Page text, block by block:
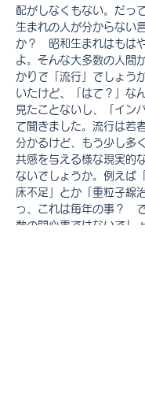
配がしなくもない。だっ
生まれの人が分からない
か？　昭和生まれはもは
よ。そんな大多数の人間
かりで「流行」でしょう
いたけど、「はて？」な
見たことないし、「イン
て聞きました。流行は若
分かるけど、もう少し多
共感を与える様な現実的
ないでしょうか。例えば
床不足」とか「重粒子線
っ、これは毎年の事？　
数の関心事ではないでし